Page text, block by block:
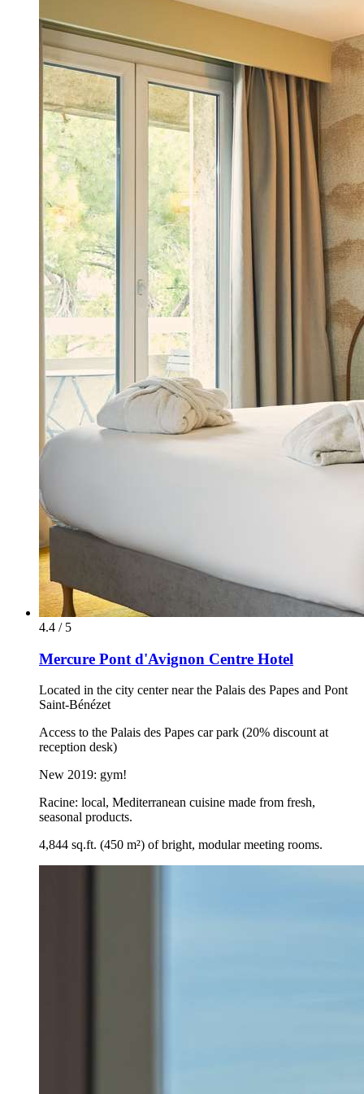
4.4 / 5
Mercure Pont d'Avignon Centre Hotel
Located in the city center near the Palais des Papes and Pont
Saint-Bénézet
Access to the Palais des Papes car park (20% discount at
reception desk)
New 2019: gym!
Racine: local, Mediterranean cuisine made from fresh,
seasonal products.
4,844 sq.ft. (450 m²) of bright, modular meeting rooms.